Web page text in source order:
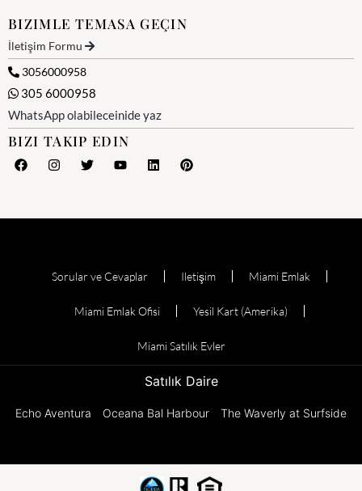
BIZIMLE TEMASA GEÇIN
İletişim Formu
3056000958
305 6000958
WhatsApp olabileceinide yaz
BIZI TAKIP EDIN
Sorular ve Cevaplar Iletişim Miami Emlak
Miami Emlak Ofisi Yesil Kart (Amerika)
Miami Satılık Evler
Satılık Daire
Echo Aventura Oceana Bal Harbour The Waverly at Surfside